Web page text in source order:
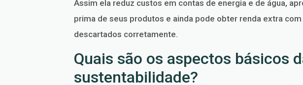
Assim ela reduz custos em contas de energia e de água,
prima de seus produtos e ainda pode obter renda extra
descartados corretamente.
Quais são os aspectos básicos
sustentabilidade?